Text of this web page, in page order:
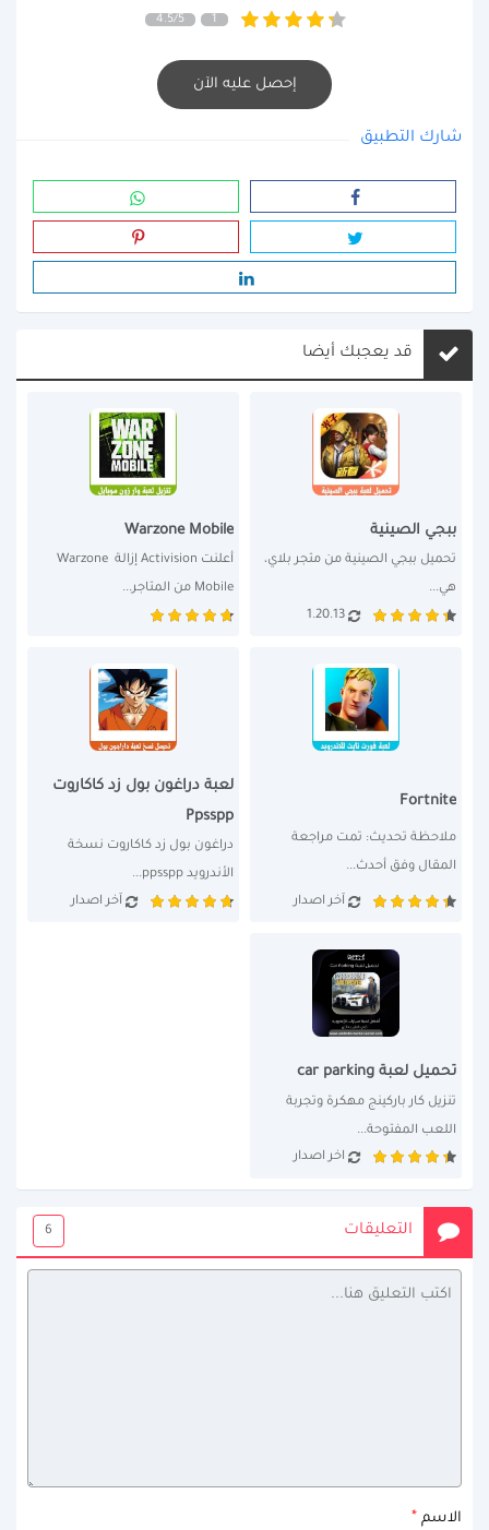
4.5/5 1
إحصل عليه الآن
شارك التطبيق
قد يعجبك أيضا
ببجي الصينية
هي...
1.20.13
Warzone Mobile
أعلنت Activision إزالة Warzone
Mobile من المتاجر...
Fortnite
المقال وفق أحدث...
آخر اصدار
لعبة دراغون بول زد كاكاروت
Ppsspp
الأندرويد ppsspp...
آخر اصدار
تحميل لعبة car parking
اللعب المفتوحة...
اخر اصدار
التعليقات 6
الاسم *